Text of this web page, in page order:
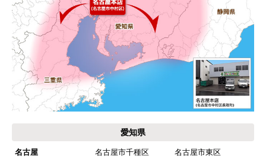
期待通りにきちんと対応してもらえました。
【注文からどのくらいで届きましたか？】
工事日を自分から発注の2週間先にしていたので、
遅れることもなく予定通りに工事前に到着。
【その他感想・コメント】
保証書に添付する工事店の証明もきちんと対応し
次に何か交換タイミングが来たら、一番の候補先
業者さんです。
愛知県
名古屋 名古屋市千種区
名古屋市東区